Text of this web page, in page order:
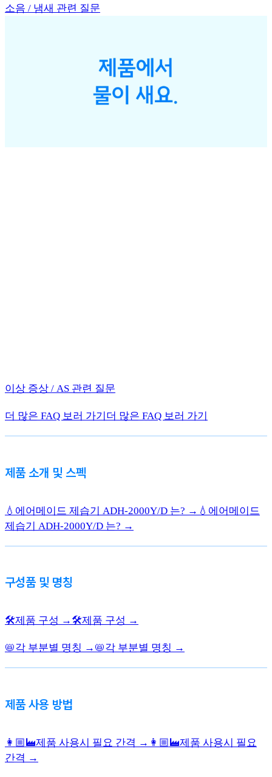
소음 / 냄새 관련 질문
이상 증상 / AS 관련 질문
더 많은 FAQ 보러 가기 더 많은 FAQ 보러 가기
제품 소개 및 스펙
💧에어메이드 제습기 ADH-2000Y/D 는? → 💧에어메이드
제습기 ADH-2000Y/D 는? →
구성품 및 명칭
🛠️제품 구성 → 🛠️제품 구성 →
📛각 부분별 명칭 → 📛각 부분별 명칭 →
제품 사용 방법
👩🏼‍🏭제품 사용시 필요 간격 → 👩🏼‍🏭제품 사용시 필요
간격 →